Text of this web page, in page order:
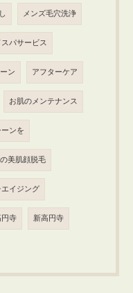
メンズ毛穴洗浄
パサービス
ン アフターケア
お肌のメンテナンス
ンを
美肌顔脱毛
エイジング
円寺 新高円寺